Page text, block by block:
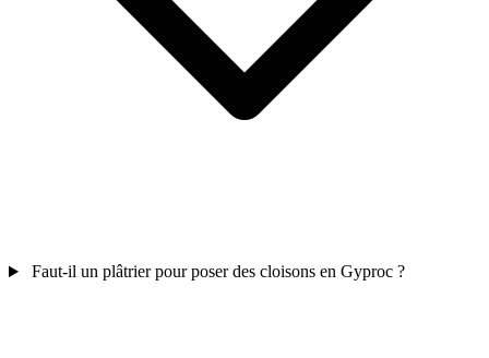
Faut-il un plâtrier pour poser des cloisons en Gyproc ?